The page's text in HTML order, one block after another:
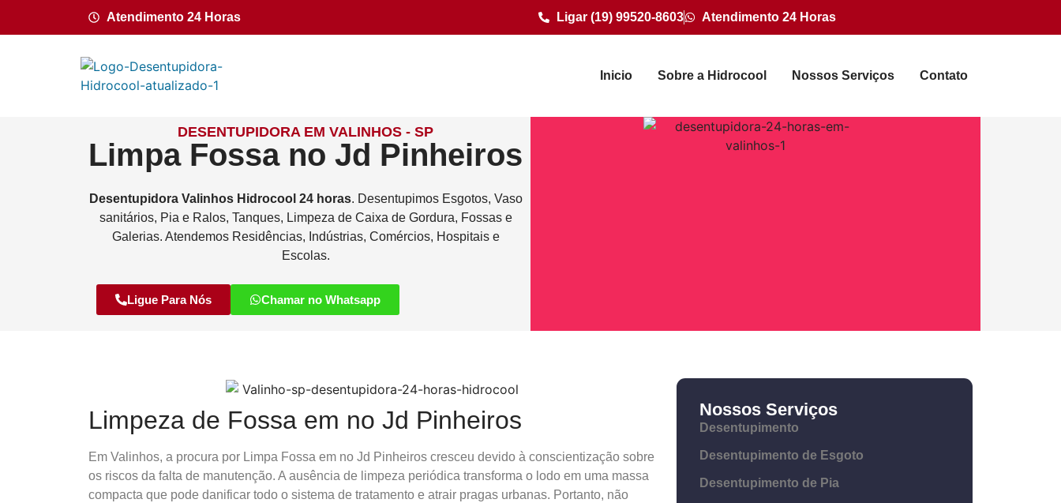
Atendimento 24 Horas Ligar (19) 99520-8603 Atendimento 24 Horas
Inicio Sobre a Hidrocool Nossos Serviços Contato
DESENTUPIDORA EM VALINHOS - SP
Limpa Fossa no Jd Pinheiros
Desentupidora Valinhos Hidrocool 24 horas. Desentupimos Esgotos, Vaso
sanitários, Pia e Ralos, Tanques, Limpeza de Caixa de Gordura, Fossas e
Galerias. Atendemos Residências, Indústrias, Comércios, Hospitais e
Escolas.
Ligue Para Nós Chamar no Whatsapp
Limpeza de Fossa em no Jd Pinheiros
Em Valinhos, a procura por Limpa Fossa em no Jd Pinheiros cresceu devido à conscientização sobre
os riscos da falta de manutenção. A ausência de limpeza periódica transforma o lodo em uma massa
compacta que pode danificar todo o sistema de tratamento e atrair pragas urbanas. Portanto, não
Nossos Serviços
Desentupimento
Desentupimento de Esgoto
Desentupimento de Pia